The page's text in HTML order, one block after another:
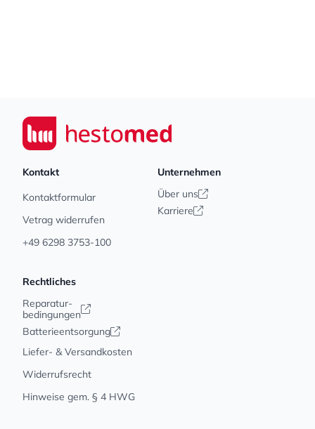
Seiwert GmbH
Kontakt
Kontaktformular
Vetrag widerrufen
+49 6298 3753-100
Unternehmen
Über uns
Karriere
Rechtliches
Reparatur-
bedingungen
Batterieentsorgung
Liefer- & Versandkosten
Widerrufsrecht
Hinweise gem. § 4 HWG